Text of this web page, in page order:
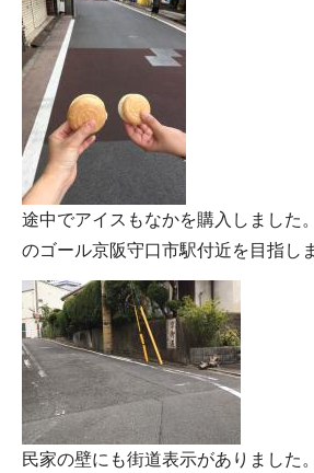
途中でアイスもなかを購入しました
のゴール京阪守口市駅付近を目指し
民家の壁にも街道表示がありました